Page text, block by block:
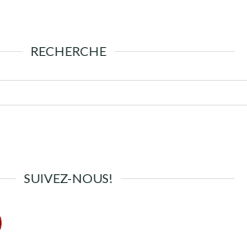
RECHERCHE
SUIVEZ-NOUS!